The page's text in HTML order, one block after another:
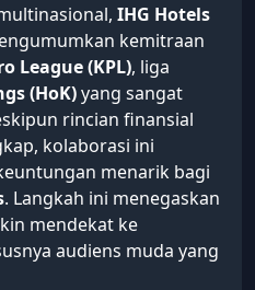
IHG Hotels
kemitraan
League (KPL), liga
(HoK)yang sangat
rincian finansial
kolaborasi ini
menarik bagi
. Langkah ini menegaskan
mendekat ke
audiens muda yang